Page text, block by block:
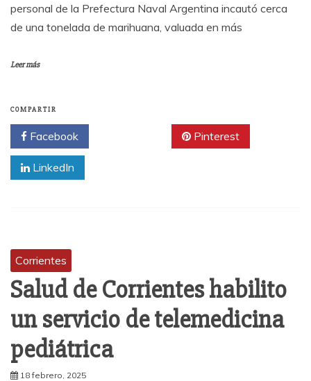
personal de la Prefectura Naval Argentina incautó cerca
de una tonelada de marihuana, valuada en más
Leer más
COMPARTIR
Facebook Pinterest
LinkedIn
Corrientes
Salud de Corrientes habilito
un servicio de telemedicina
pediátrica
18 febrero, 2025